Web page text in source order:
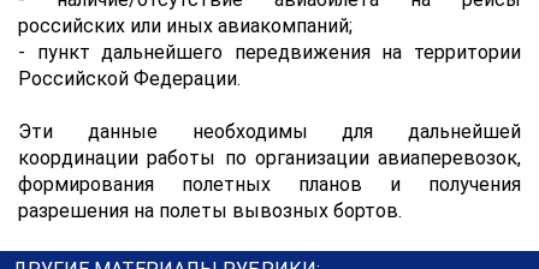
российских или иных авиакомпаний;
- пункт дальнейшего передвижения на территории
Российской Федерации.
Эти данные необходимы для дальнейшей
координации работы по организации авиаперевозок,
формирования полетных планов и получения
разрешения на полеты вывозных бортов.